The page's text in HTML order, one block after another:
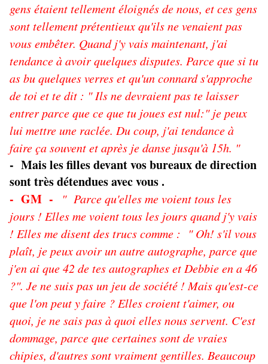
gens étaient tellement éloignés de nous, et ces gens
sont tellement prétentieux qu'ils ne venaient pas
vous embêter. Quand j'y vais maintenant, j'ai
tendance à avoir quelques disputes. Parce que si tu
as bu quelques verres et qu'un connard s'approche
de toi et te dit : " Ils ne devraient pas te laisser
entrer parce que ce que tu joues est nul:" je peux
lui mettre une raclée. Du coup, j'ai tendance à
faire ça souvent et après je danse jusqu'à 15h. "
- Mais les filles devant vos bureaux de direction
sont très détendues avec vous .
- GM -
" Parce qu'elles me voient tous les
jours ! Elles me voient tous les jours quand j'y vais
! Elles me disent des trucs comme : " Oh! s'il vous
plaît, je peux avoir un autre autographe, parce que
j'en ai que 42 de tes autographes et Debbie en a 46
?". Je ne suis pas un jeu de société ! Mais qu'est-ce
que l'on peut y faire ? Elles croient t'aimer, ou
quoi, je ne sais pas à quoi elles nous servent. C'est
dommage, parce que certaines sont de vraies
chipies, d'autres sont vraiment gentilles. Beaucoup